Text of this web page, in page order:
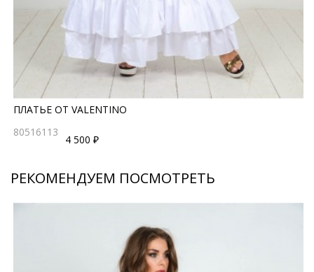
ПЛАТЬЕ ОТ VALENTINO
80516113
4 500 ₽
РЕКОМЕНДУЕМ ПОСМОТРЕТЬ